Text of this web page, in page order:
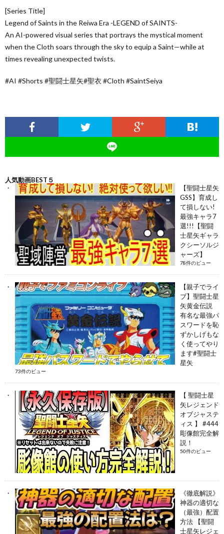
[Series Title]
Legend of Saints in the Reiwa Era -LEGEND of SAINTS-
An AI-powered visual series that portrays the mystical moment
when the Cloth soars through the sky to equip a Saint—while at
times revealing unexpected twists.
#AI #Shorts #聖闘士星矢#聖衣 #Cloth #SaintSeiya
人気動画BEST５
【聖闘士星矢
GSS】育成し
て損しない!
最強キャラ7
選!!!【聖闘
士星矢ギャラ
クシーソルジ
ャーズ】
78件のビュー
【親子でライ
ブ】聖闘士星
矢黄金伝説
有名な最強パ
スワードを恥
ずかしげもな
く使ってやり
ます#聖闘士
星矢
73件のビュー
【 聖闘士星
矢レジェンド
オブジャステ
ィス 】 #444
彫像館完全解
説！
50件のビュー
《徹底解説》
神器の適切な
（最強）配置
方法 【聖闘
士星矢レジェ